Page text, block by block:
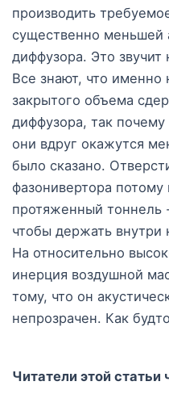
производить
существенно меньшей
диффузора. Это звучит
Все знают, что именно
закрытого объема
диффузора, так
они вдруг окажутся
было сказано.
фазонивертора
протяженный тоннель
чтобы держать внутри
На относительно
инерция воздушной
тому, что он
непрозрачен. Как
Читатели этой статьи